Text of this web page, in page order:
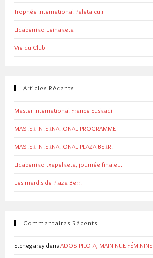
Trophée International Paleta cuir
Udaberriko Leihaketa
Vie du Club
Articles Récents
Master International France Euskadi
MASTER INTERNATIONAL PROGRAMME
MASTER INTERNATIONAL PLAZA BERRI
Udaberriko txapelketa, journée finale…
Les mardis de Plaza Berri
Commentaires Récents
Etchegaray dansADOS PILOTA, MAIN NUE FÉMININE